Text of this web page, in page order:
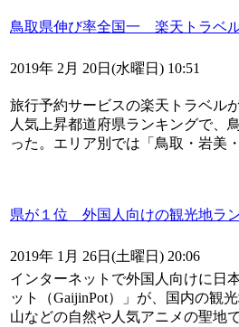
鳥取県伸び率全国一 楽天トラベ
2019年 2月 20日(水曜日) 10:51
旅行予約サービスの楽天トラベル
人気上昇都道府県ランキングで、
った。エリア別では「鳥取・岩美
県が１位 外国人向けの観光地ラ
2019年 1月 26日(土曜日) 20:06
インターネットで外国人向けに日
ット（GaijinPot）」が、国内の観
山などの自然や人気アニメの聖地